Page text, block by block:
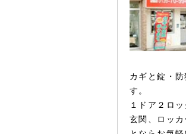
カギと錠・
す。
１ドア２ロ
玄関、ロッ